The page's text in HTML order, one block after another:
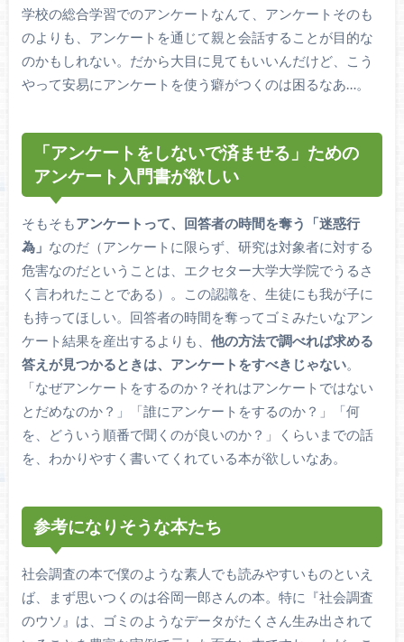
学校の総合学習でのアンケートなんて、アンケートそのも
のよりも、アンケートを通じて親と会話することが目的な
のかもしれない。だから大目に見てもいいんだけど、こう
やって安易にアンケートを使う癖がつくのは困るなあ…。
「アンケートをしないで済ませる」ための
アンケート入門書が欲しい
そもそもアンケートって、回答者の時間を奪う「迷惑行
為」 なのだ（アンケートに限らず、研究は対象者に対する
危害なのだということは、エクセター大学大学院でうるさ
く言われたことである）。この認識を、生徒にも我が子に
も持ってほしい。回答者の時間を奪ってゴミみたいなアン
ケート結果を産出するよりも、 他の方法で調べれば求める
答えが見つかるときは、アンケートをすべきじゃない。
「なぜアンケートをするのか？それはアンケートではない
とだめなのか？」「誰にアンケートをするのか？」「何
を、どういう順番で聞くのが良いのか？」くらいまでの話
を、わかりやすく書いてくれている本が欲しいなあ。
参考になりそうな本たち
社会調査の本で僕のような素人でも読みやすいものといえ
ば、まず思いつくのは谷岡一郎さんの本。特に『社会調査
のウソ』は、ゴミのようなデータがたくさん生み出されて